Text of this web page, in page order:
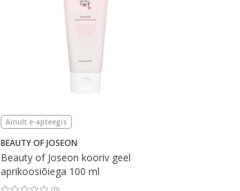
Ainult e-apteegis
BEAUTY OF JOSEON
Beauty of Joseon kooriv geel
aprikoosiõiega 100 ml